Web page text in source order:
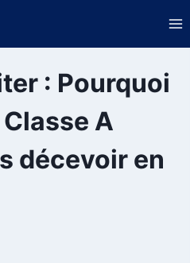
: Pourquoi
A
décevoir en